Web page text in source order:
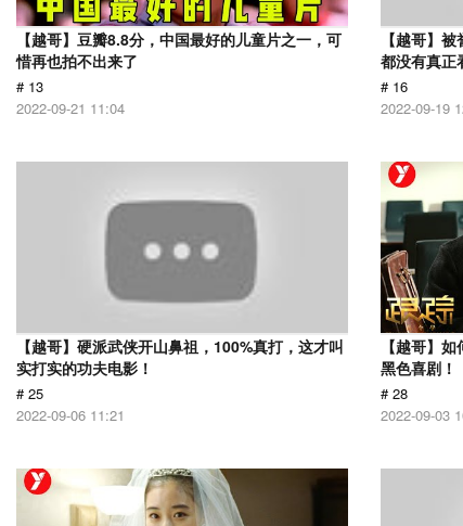
【越哥】豆瓣8.8分，中国最好的儿童片之一，可
惜再也拍不出来了
# 13
2022-09-21 11:04
【越哥】
都没有真正
# 16
2022-09-19
【越哥】硬派武侠开山鼻祖，100%真打，这才叫
实打实的功夫电影！
# 25
2022-09-06 11:21
【越哥】
黑色喜剧！
# 28
2022-09-03